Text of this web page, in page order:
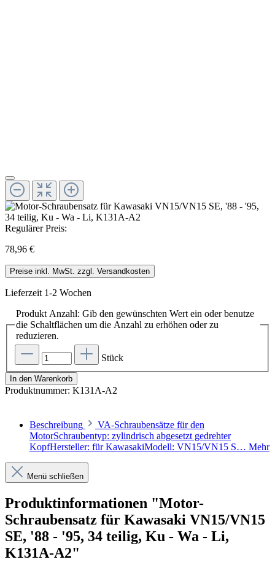
Regulärer Preis:
78,96 €
Preise inkl. MwSt. zzgl. Versandkosten
Lieferzeit 1-2 Wochen
Produkt Anzahl: Gib den gewünschten Wert ein oder benutze
die Schaltflächen um die Anzahl zu erhöhen oder zu
reduzieren.
Stück
In den Warenkorb
Produktnummer: K131A-A2
Beschreibung
VA-Schraubensätze für den
MotorSchraubentyp: zylindrisch abgesetzt gedrehter
KopfHersteller: für KawasakiModell: VN15/VN15 S… Mehr
Menü schließen
Produktinformationen "Motor-
Schraubensatz für Kawasaki VN15/VN15
SE, '88 - '95, 34 teilig, Ku - Wa - Li,
K131A-A2"